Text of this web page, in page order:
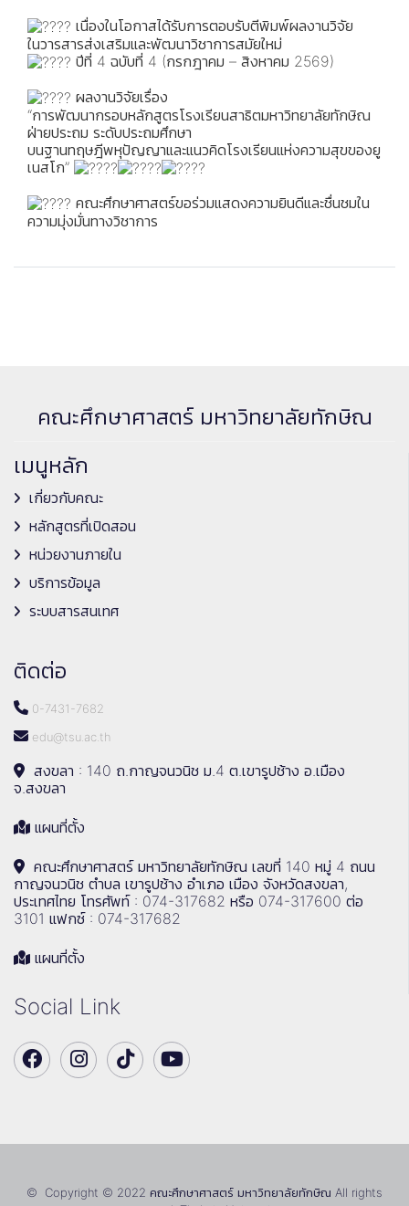
เนื่องในโอกาสได้รับการตอบรับตีพิมพ์ผลงานวิจัย
ในวารสารส่งเสริมและพัฒนาวิชาการสมัยใหม่
ปีที่ 4 ฉบับที่ 4 (กรกฎาคม – สิงหาคม 2569)
ผลงานวิจัยเรื่อง
“การพัฒนากรอบหลักสูตรโรงเรียนสาธิตมหาวิทยาลัยทักษิณ
ฝ่ายประถม ระดับประถมศึกษา
บนฐานทฤษฎีพหุปัญญาและแนวคิดโรงเรียนแห่งความสุขของยู
เนสโก”
คณะศึกษาศาสตร์ขอร่วมแสดงความยินดีและชื่นชมใน
ความมุ่งมั่นทางวิชาการ
คณะศึกษาศาสตร์ มหาวิทยาลัยทักษิณ
เมนูหลัก
เกี่ยวกับคณะ
หลักสูตรที่เปิดสอน
หน่วยงานภายใน
บริการข้อมูล
ระบบสารสนเทศ
ติดต่อ
0-7431-7682
edu@tsu.ac.th
สงขลา : 140 ถ.กาญจนวนิช ม.4 ต.เขารูปช้าง อ.เมือง
จ.สงขลา
แผนที่ตั้ง
คณะศึกษาศาสตร์ มหาวิทยาลัยทักษิณ เลขที่ 140 หมู่ 4 ถนน
กาญจนวนิช ตำบล เขารูปช้าง อำเภอ เมือง จังหวัดสงขลา,
ประเทศไทย โทรศัพท์ : 074-317682 หรือ 074-317600 ต่อ
3101 แฟกซ์ : 074-317682
แผนที่ตั้ง
Social Link
© Copyright © 2022 คณะศึกษาศาสตร์ มหาวิทยาลัยทักษิณ All rights